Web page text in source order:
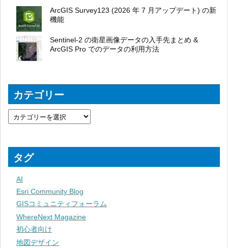
ArcGIS Survey123 (2026 年 7 月アップデート) の新
機能
Sentinel-2 の衛星画像データの入手先まとめ &
ArcGIS Pro でのデータの利用方法
カテゴリー
タグ
AI
Esri Community Blog
GISコミュニティフォーラム
WhereNext Magazine
初心者向け
地図デザイン